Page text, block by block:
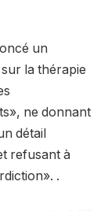
un
la thérapie
ne donnant
détail
refusant à
.